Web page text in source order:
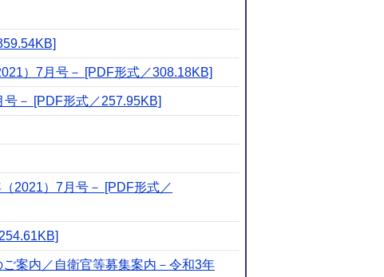
）7月号－ [PDF形式／308.18KB]
－ [PDF形式／257.95KB]
2021）7月号－ [PDF形式／
案内／自衛官等募集案内－令和3年